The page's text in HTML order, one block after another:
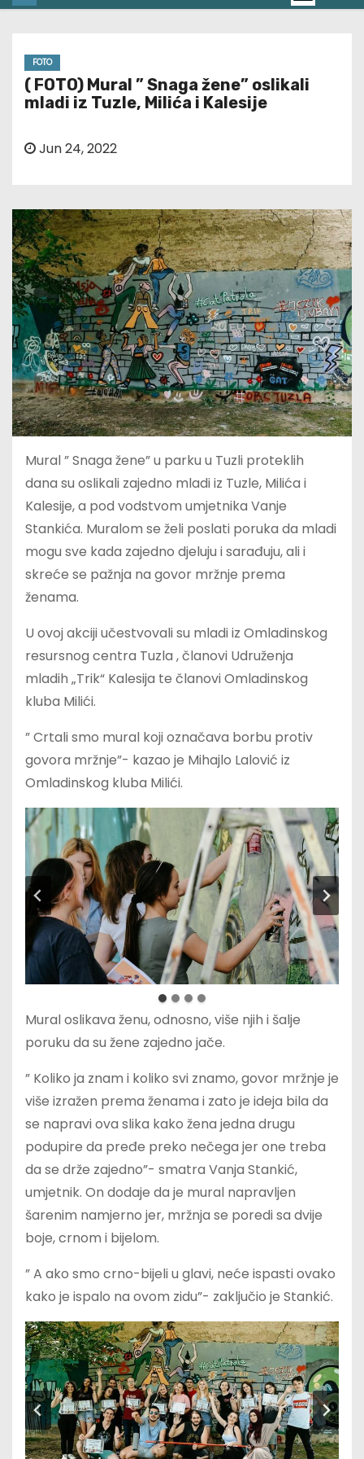
FOTO
( FOTO) Mural ” Snaga žene” oslikali
mladi iz Tuzle, Milića i Kalesije
Jun 24, 2022
Mural ” Snaga žene” u parku u Tuzli proteklih
dana su oslikali zajedno mladi iz Tuzle, Milića i
Kalesije, a pod vodstvom umjetnika Vanje
Stankića. Muralom se želi poslati poruka da mladi
mogu sve kada zajedno djeluju i sarađuju, ali i
skreće se pažnja na govor mržnje prema
ženama.
U ovoj akciji učestvovali su mladi iz Omladinskog
resursnog centra Tuzla , članovi Udruženja
mladih „Trik“ Kalesija te članovi Omladinskog
kluba Milići.
” Crtali smo mural koji označava borbu protiv
govora mržnje”- kazao je Mihajlo Lalović iz
Omladinskog kluba Milići.
Mural oslikava ženu, odnosno, više njih i šalje
poruku da su žene zajedno jače.
” Koliko ja znam i koliko svi znamo, govor mržnje je
više izražen prema ženama i zato je ideja bila da
se napravi ova slika kako žena jedna drugu
podupire da pređe preko nečega jer one treba
da se drže zajedno”- smatra Vanja Stankić,
umjetnik. On dodaje da je mural napravljen
šarenim namjerno jer, mržnja se poredi sa dvije
boje, crnom i bijelom.
” A ako smo crno-bijeli u glavi, neće ispasti ovako
kako je ispalo na ovom zidu”- zaključio je Stankić.